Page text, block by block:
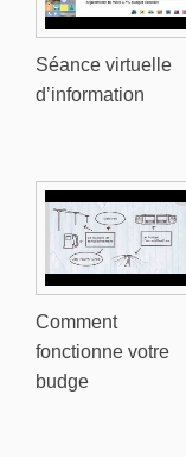
Séance virtuelle
d’information
Comment
fonctionne votre
budge